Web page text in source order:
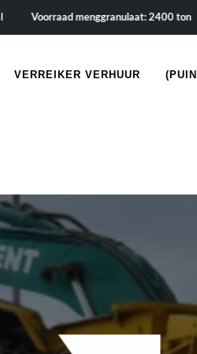
menggranulaat: 2400 ton
VERREIKER VERHUUR